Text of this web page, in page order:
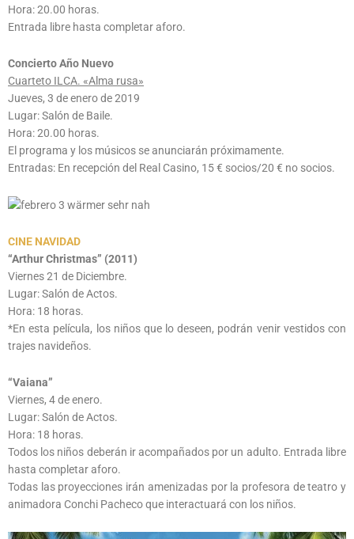
Hora: 20.00 horas.
Entrada libre hasta completar aforo.
Concierto Año Nuevo
Cuarteto ILCA. «Alma rusa»
Jueves, 3 de enero de 2019
Lugar: Salón de Baile.
Hora: 20.00 horas.
El programa y los músicos se anunciarán próximamente.
Entradas: En recepción del Real Casino, 15 € socios/20 € no socios.
CINE NAVIDAD
“Arthur Christmas” (2011)
Viernes 21 de Diciembre.
Lugar: Salón de Actos.
Hora: 18 horas.
*En esta película, los niños que lo deseen, podrán venir vestidos con
trajes navideños.
“Vaiana”
Viernes, 4 de enero.
Lugar: Salón de Actos.
Hora: 18 horas.
Todos los niños deberán ir acompañados por un adulto. Entrada libre
hasta completar aforo.
Todas las proyecciones irán amenizadas por la profesora de teatro y
animadora Conchi Pacheco que interactuará con los niños.